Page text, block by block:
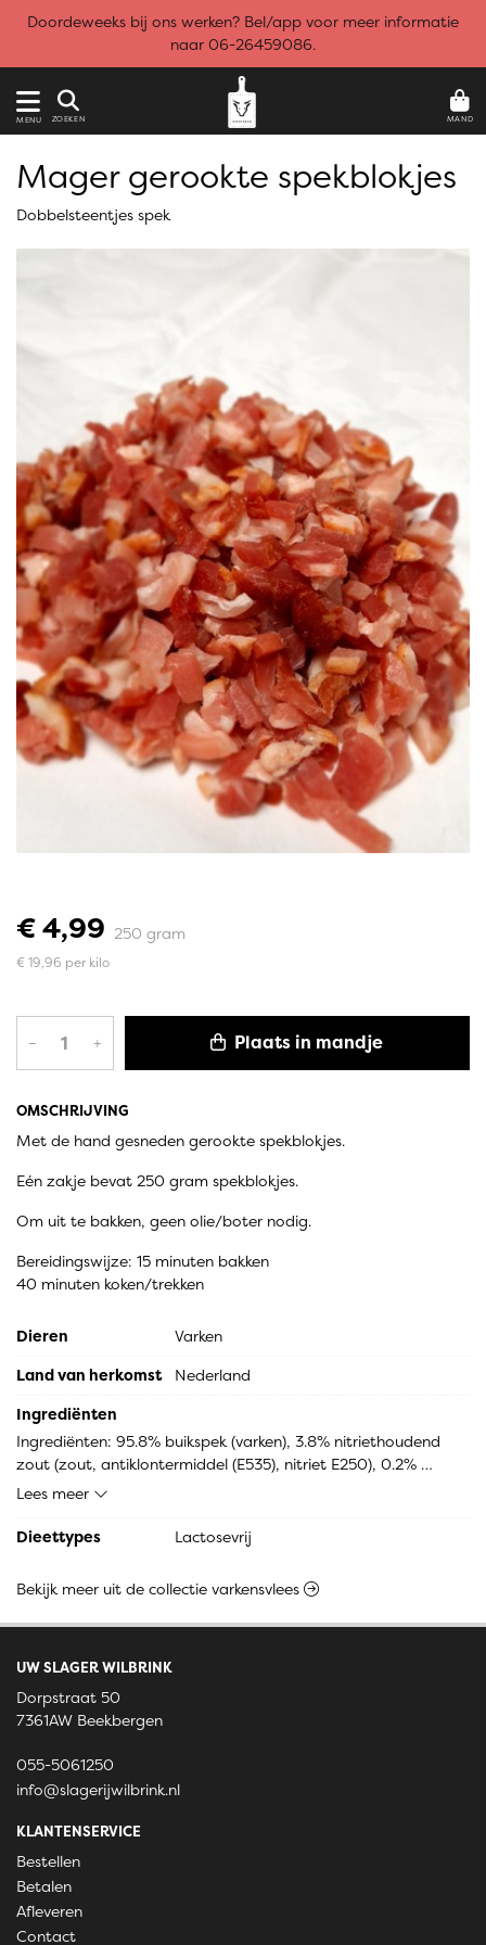
Doordeweeks bij ons werken? Bel/app voor meer informatie
naar 06-26459086.
MENU ZOEKEN MAND
OMSCHRIJVING
Met de hand gesneden gerookte spekblokjes.
Eén zakje bevat 250 gram spekblokjes.
Om uit te bakken, geen olie/boter nodig.
Bereidingswijze: 15 minuten bakken
40 minuten koken/trekken
Mager gerookte spekblokjes
Dobbelsteentjes spek
€ 4,99 250 gram
€ 19,96 per kilo
– + Plaats in mandje
Dieren
Varken
Land van herkomst
Nederland
Ingrediënten
Ingrediënten: 95.8% buikspek (varken), 3.8% nitriethoudend
zout (zout, antiklontermiddel (E535), nitriet E250), 0.2%
dextrose, 0.1% peper wit, 0.1% lavaswortel
Lees meer
Dieettypes Lactosevrij
Bekijk meer uit de collectie varkensvlees
UW SLAGER WILBRINK
Dorpstraat 50
7361AW Beekbergen
055-5061250
info@slagerijwilbrink.nl
KLANTENSERVICE
Bestellen
Betalen
Afleveren
Contact